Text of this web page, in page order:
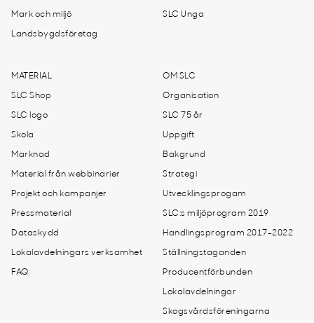
Mark och miljö
Landsbygdsföretag
SLC Unga
MATERIAL
SLC Shop
SLC logo
Skola
Marknad
Material från webbinarier
Projekt och kampanjer
Pressmaterial
Dataskydd
Lokalavdelningars verksamhet
FAQ
OM SLC
Organisation
SLC 75 år
Uppgift
Bakgrund
Strategi
Utvecklingsprogam
SLC:s miljöprogram 2019
Handlingsprogram 2017-2022
Ställningstaganden
Producentförbunden
Lokalavdelningar
Skogsvårdsföreningarna